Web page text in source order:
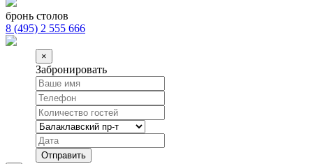
бронь столов
8 (495) 2 555 666
×
Забронировать